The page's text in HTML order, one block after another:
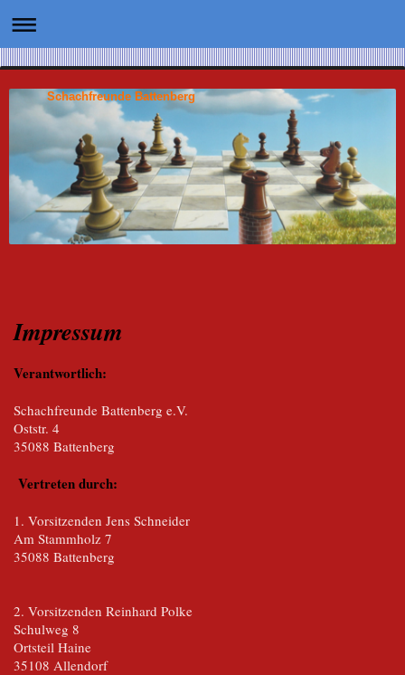
Schachfreunde Battenberg
Impressum
Verantwortlich:
Schachfreunde Battenberg e.V.
Oststr. 4
35088 Battenberg
Vertreten durch:
1. Vorsitzenden Jens Schneider
Am Stammholz 7
35088 Battenberg
2. Vorsitzenden Reinhard Polke
Schulweg 8
Ortsteil Haine
35108 Allendorf